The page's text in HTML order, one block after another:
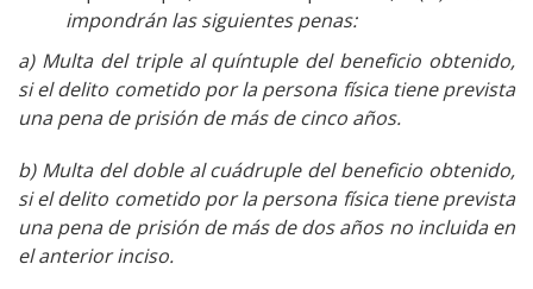
impondrán las siguientes penas:
a) Multa del triple al quíntuple del beneficio obtenido,
si el delito cometido por la persona física tiene prevista
una pena de prisión de más de cinco años.
b) Multa del doble al cuádruple del beneficio obtenido,
si el delito cometido por la persona física tiene prevista
una pena de prisión de más de dos años no incluida en
el anterior inciso.